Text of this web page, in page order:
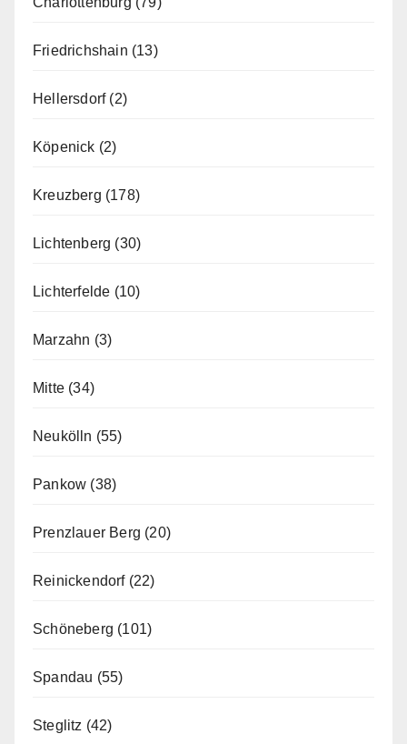
Friedrichshain (13)
Hellersdorf(2)
Köpenick (2)
Kreuzberg (178)
Lichtenberg (30)
Lichterfelde (10)
Marzahn (3)
Mitte (34)
Neukölln (55)
Pankow (38)
Prenzlauer Berg (20)
Reinickendorf(22)
Schöneberg (101)
Spandau (55)
Steglitz (42)